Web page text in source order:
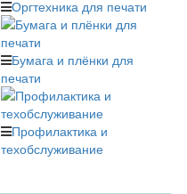
Оргтехника для печати
Бумага и плёнки для
печати
Профилактика и
техобслуживание